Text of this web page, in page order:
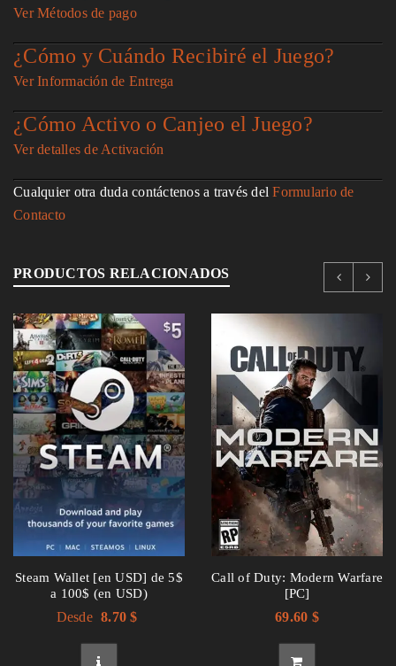
ACCEDER
Ver Métodos de pago
¿Cómo y Cuándo Recibiré el Juego?
Ver Información de Entrega
¿Cómo Activo o Canjeo el Juego?
Ver detalles de Activación
Cualquier otra duda contáctenos a través delFormulario de
Contacto
PRODUCTOS RELACIONADOS
Steam Wallet [en USD] de 5$
a 100$ (en USD)
Desde 8.70 $
Call of Duty: Modern Warfare
[PC]
69.60 $